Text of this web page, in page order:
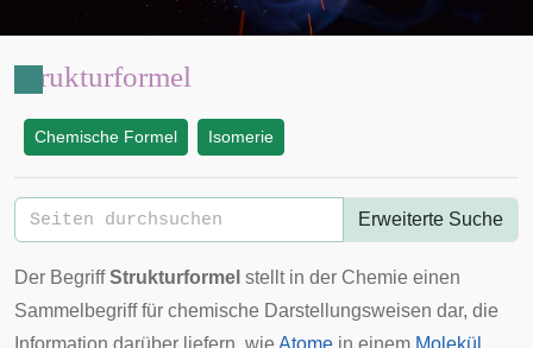
Strukturformel
Chemische Formel Isomerie
Erweiterte Suche
Der BegriffStrukturformel stellt in der Chemie einen
Sammelbegriff für chemische Darstellungsweisen dar, die
Information darüber liefern, wie Atome in einem Molekül